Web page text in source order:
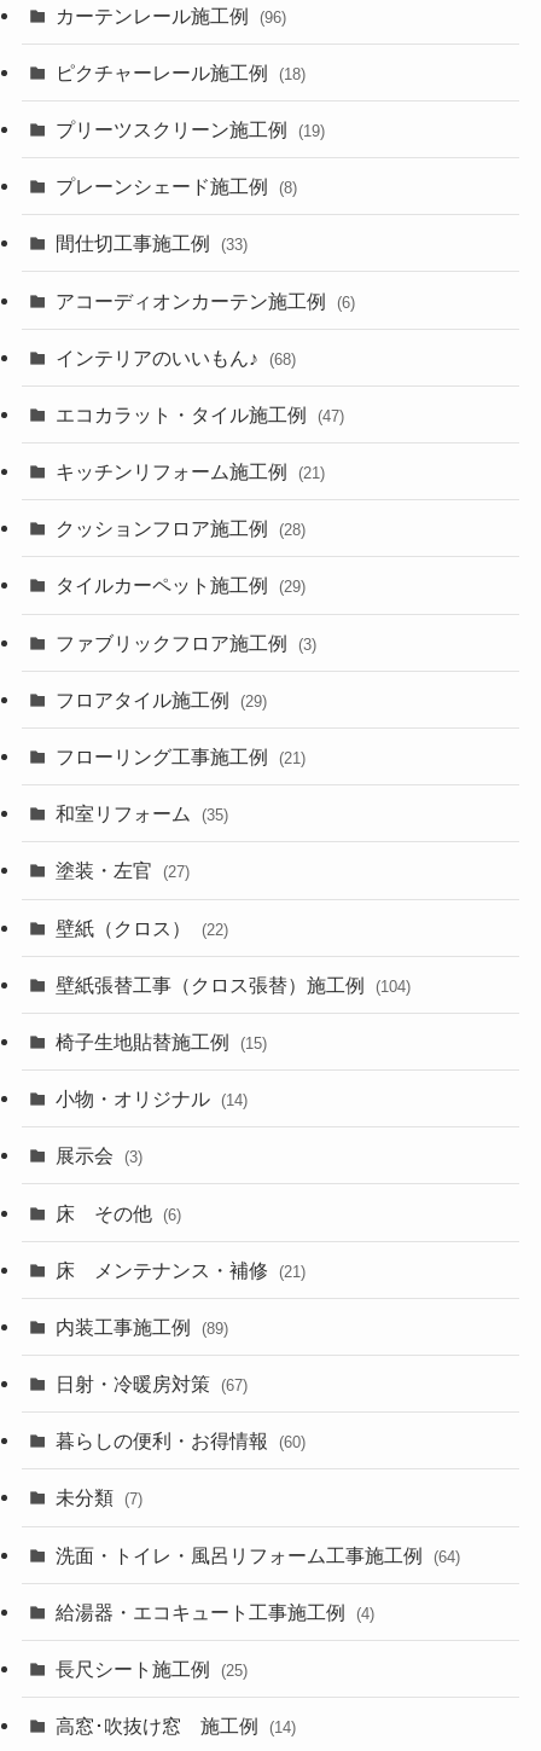
カーテンレール施工例 (96)
ピクチャーレール施工例 (18)
プリーツスクリーン施工例 (19)
プレーンシェード施工例 (8)
間仕切工事施工例 (33)
アコーディオンカーテン施工例 (6)
インテリアのいいもん♪ (68)
エコカラット・タイル施工例 (47)
キッチンリフォーム施工例 (21)
クッションフロア施工例 (28)
タイルカーペット施工例 (29)
ファブリックフロア施工例 (3)
フロアタイル施工例 (29)
フローリング工事施工例 (21)
和室リフォーム (35)
塗装・左官 (27)
壁紙（クロス） (22)
壁紙張替工事（クロス張替）施工例 (104)
椅子生地貼替施工例 (15)
小物・オリジナル (14)
展示会 (3)
床 その他 (6)
床 メンテナンス・補修 (21)
内装工事施工例 (89)
日射・冷暖房対策 (67)
暮らしの便利・お得情報 (60)
未分類 (7)
洗面・トイレ・風呂リフォーム工事施工例 (64)
給湯器・エコキュート工事施工例 (4)
長尺シート施工例 (25)
高窓･吹抜け窓 施工例 (14)